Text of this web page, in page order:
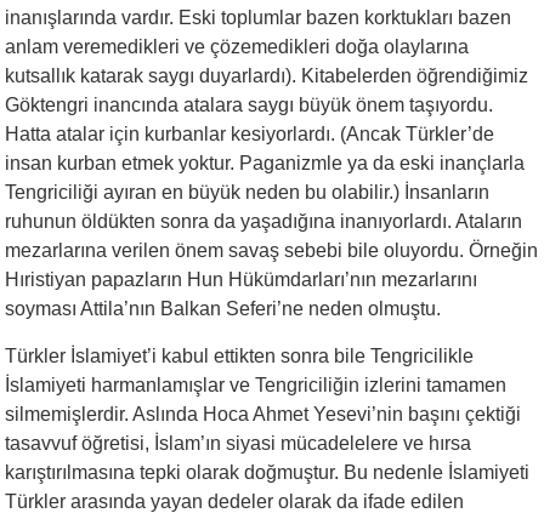
inanışlarında vardır. Eski toplumlar bazen korktukları bazen
anlam veremedikleri ve çözemedikleri doğa olaylarına
kutsallık katarak saygı duyarlardı). Kitabelerden öğrendiğimiz
Göktengri inancında atalara saygı büyük önem taşıyordu.
Hatta atalar için kurbanlar kesiyorlardı. (Ancak Türkler’de
insan kurban etmek yoktur. Paganizmle ya da eski inançlarla
Tengriciliği ayıran en büyük neden bu olabilir.) İnsanların
ruhunun öldükten sonra da yaşadığına inanıyorlardı. Ataların
mezarlarına verilen önem savaş sebebi bile oluyordu. Örneğin
Hıristiyan papazların Hun Hükümdarları’nın mezarlarını
soyması Attila’nın Balkan Seferi’ne neden olmuştu.
Türkler İslamiyet’i kabul ettikten sonra bile Tengricilikle
İslamiyeti harmanlamışlar ve Tengriciliğin izlerini tamamen
silmemişlerdir. Aslında Hoca Ahmet Yesevi’nin başını çektiği
tasavvuf öğretisi, İslam’ın siyasi mücadelelere ve hırsa
karıştırılmasına tepki olarak doğmuştur. Bu nedenle İslamiyeti
Türkler arasında yayan dedeler olarak da ifade edilen